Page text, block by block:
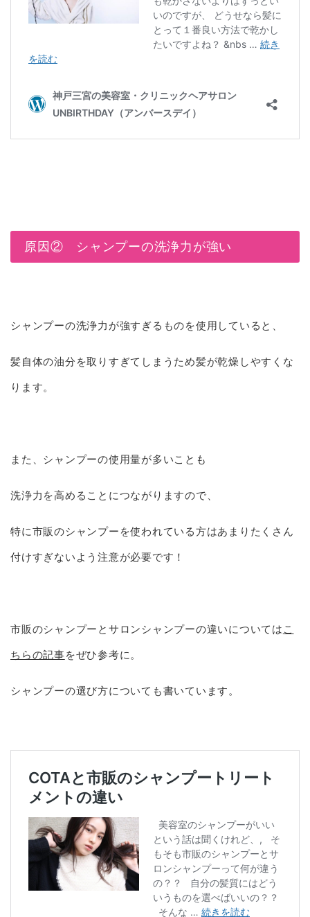
原因② シャンプーの洗浄力が強い
シャンプーの洗浄力が強すぎるものを使用していると、
髪自体の油分を取りすぎてしまうため髪が乾燥しやすくな
ります。
また、シャンプーの使用量が多いことも
洗浄力を高めることにつながりますので、
特に市販のシャンプーを使われている方はあまりたくさん
付けすぎないよう注意が必要です！
市販のシャンプーとサロンシャンプーの違いについては こ
ちらの記事をぜひ参考に。
シャンプーの選び方についても書いています。